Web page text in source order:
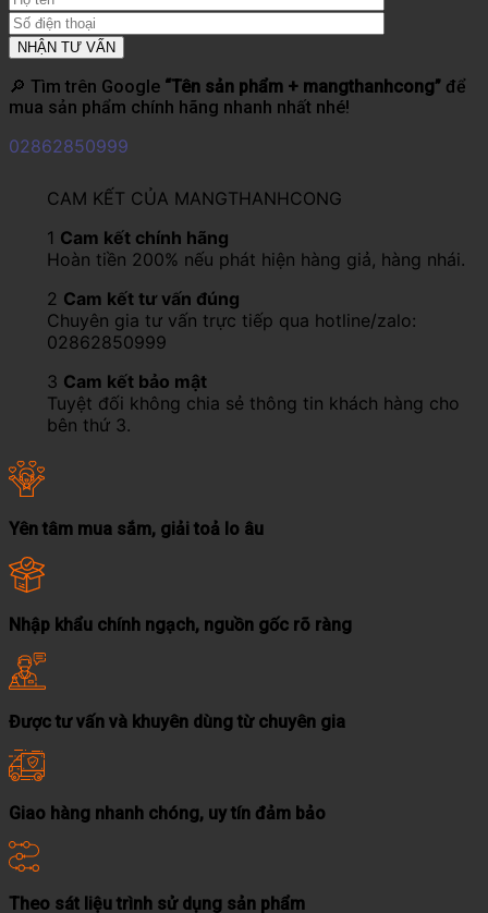
🔎 Tìm trên Google “Tên sản phẩm + mangthanhcong” để
mua sản phẩm chính hãng nhanh nhất nhé!
02862850999
CAM KẾT CỦA MANGTHANHCONG
1 Cam kết chính hãng
Hoàn tiền 200% nếu phát hiện hàng giả, hàng nhái.
2 Cam kết tư vấn đúng
Chuyên gia tư vấn trực tiếp qua hotline/zalo:
02862850999
3 Cam kết bảo mật
Tuyệt đối không chia sẻ thông tin khách hàng cho
bên thứ 3.
Yên tâm mua sắm, giải toả lo âu
Nhập khẩu chính ngạch, nguồn gốc rõ ràng
Được tư vấn và khuyên dùng từ chuyên gia
Giao hàng nhanh chóng, uy tín đảm bảo
Theo sát liệu trình sử dụng sản phẩm